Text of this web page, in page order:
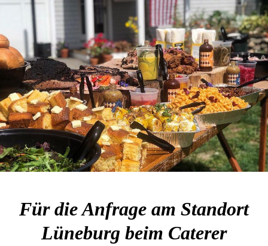
Für die Anfrage am Standort
Lüneburg beim Caterer